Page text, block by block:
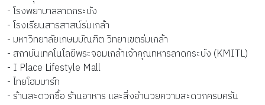
- โรงพยาบาลลาดกระบัง
- โรงเรียนสารสาสน์ร่มเกล้า
- มหาวิทยาลัยเกษมบัณฑิต วิทยาเขตร่มเกล้า
- สถาบันเทคโนโลยีพระจอมเกล้าเจ้าคุณทหารลาดกระบัง (KMITL)
- I Place Lifestyle Mall
- ไทยโฮมมาร์ท
- ร้านสะดวกซื้อ ร้านอาหาร และสิ่งอำนวยความสะดวกครบครัน